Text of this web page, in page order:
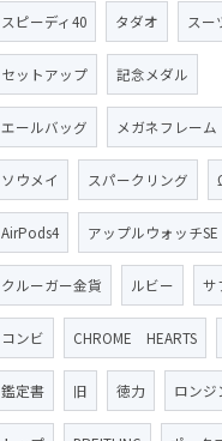
スピーディ40 タダオ スー
セットアップ 記念メダル
エールバッグ メガネフレーム
ソウメイ スパークリング
AirPods4 アップルウォッチSE
クルーガー金貨 ルビー サ
コンビ CHROME HEARTS
鑑定書 旧 徳力 ロンジ